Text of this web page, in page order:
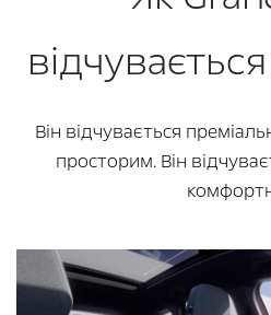
Він відчувається
просторим. Він